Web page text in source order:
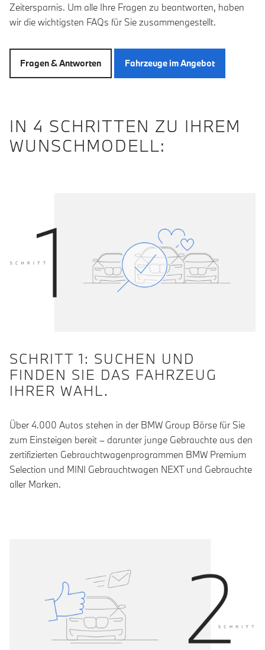
Zeitersparnis. Um alle Ihre Fragen zu beantworten, haben
wir die wichtigsten FAQs für Sie zusammengestellt.
Fragen & Antworten Fahrzeuge im Angebot
IN 4 SCHRITTEN ZU IHREM
WUNSCHMODELL:
SCHRITT 1: SUCHEN UND
FINDEN SIE DAS FAHRZEUG
IHRER WAHL.
Über 4.000 Autos stehen in der BMW Group Börse für Sie
zum Einsteigen bereit – darunter junge Gebrauchte aus den
zertifizierten Gebrauchtwagenprogrammen BMW Premium
Selection und MINI Gebrauchtwagen NEXT und Gebrauchte
aller Marken.